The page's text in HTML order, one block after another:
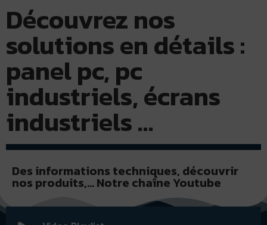
Découvrez nos
solutions en détails :
panel pc, pc
industriels, écrans
industriels …
Des informations techniques, découvrir
nos produits,… Notre chaîne Youtube